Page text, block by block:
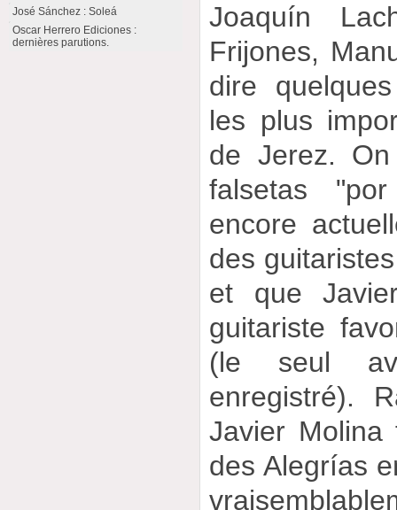
Joaquín
Frijones,
dire
les plus
de Jerez.
falsetas
encore
des
et que
guitariste
(le seul
enregistré).
Javier Molina
des Alegrías
José Sánchez : Soleá
Oscar Herrero Ediciones :
dernières parutions.